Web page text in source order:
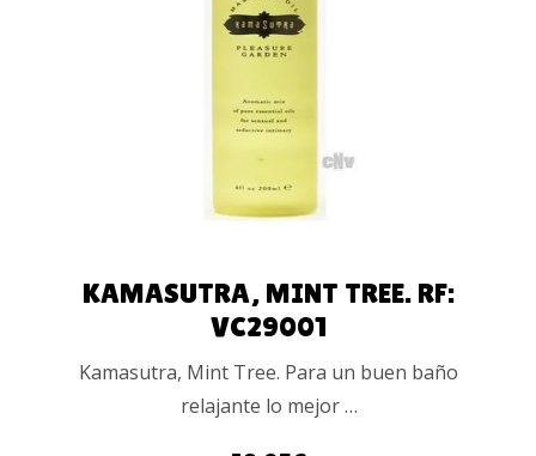
AÑADIR AL
KAMASUTRA, MINT TREE. RF:
VC29001
Kamasutra, Mint Tree. Para un buen baño
relajante lo mejor …